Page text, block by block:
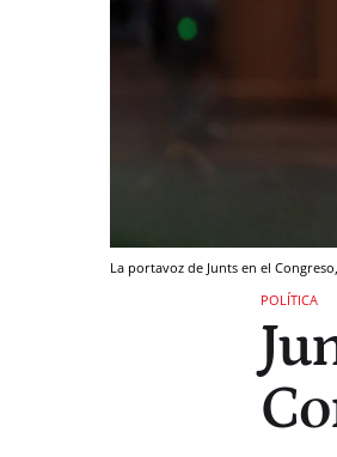
La portavoz de Junts en el
POLÍTICA